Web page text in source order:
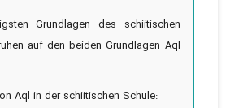
Grundlagen des schiitischen
auf den beiden Grundlagen Aql
Aql in der schiitischen Schule: